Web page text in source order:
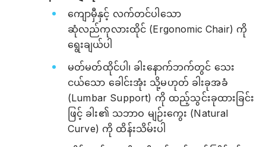
ကျောမှီနှင့် လက်တင်ပါသော
ဆုံလည်ကုလားထိုင် (Ergonomic Chair) ကို
ရွေးချယ်ပါ
မတ်မတ်ထိုင်ပါ၊ ခါးနောက်ဘက်တွင် သေး
ငယ်သော ခေါင်းအုံး သို့မဟုတ် ခါးခုအခံ
(Lumbar Support) ကို ထည့်သွင်းခုထားခြင်း
ဖြင့် ခါး၏ သဘာဝ မျဉ်းကွေး (Natural
Curve) ကို ထိန်းသိမ်းပါ